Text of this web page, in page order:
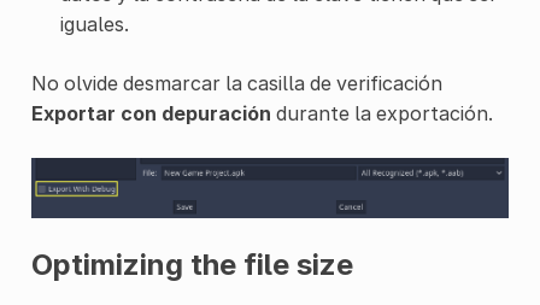
iguales.
No olvide desmarcar la casilla de verificación
Exportar con depuración durante la exportación.
Optimizing the file size